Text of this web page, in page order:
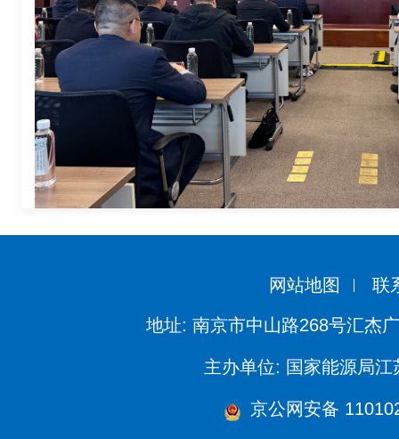
网站地图 联
地址: 南京市中山路268号汇杰
主办单位: 国家能源局江
京公网安备